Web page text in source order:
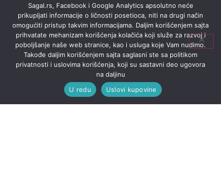
Sagal.rs, Facebook i Google Analytics apsolutno neće
prikupljati informacije o ličnosti posetioca, niti na drugi način
omogućiti pristup takvim informacijama. Daljim korišćenjem sajta
prihvatate mehanizam korišćenja kolačića koji služe za razvoj i
poboljšanje naše web stranice, kao i usluga koje Vam nudimo.
Takođe daljim korišćenjem sajta saglasni ste sa politikom
privatnosti i uslovima korišćenja, koji su sastavni deo ugovora
na daljinu
U redu
Uslovi kupovine